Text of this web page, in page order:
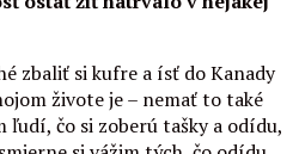
zbaliť si kufre a ísť do Kanady
živote je – nemať to také
ľudí, čo si zoberú tašky a odídu,